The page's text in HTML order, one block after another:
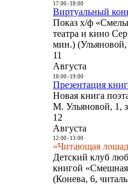
17:00- 18:00
Виртуальный
Показ х/ф
театра и кино
мин.)
11
Августа
18:00- 19:00
Презентация
Новая книга
М. Ульяновой, 1,
12
Августа
12:00- 13:00
«Читающая
Детский клуб
книгой
(Конева, 6,